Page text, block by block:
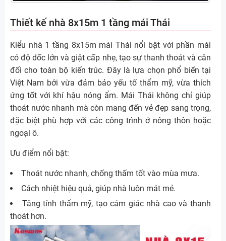
Thiết kế nhà 8x15m 1 tầng mái Thái
Kiểu nhà 1 tầng 8x15m mái Thái nổi bật với phần mái
có độ dốc lớn và giật cấp nhẹ, tạo sự thanh thoát và cân
đối cho toàn bộ kiến trúc. Đây là lựa chọn phổ biến tại
Việt Nam bởi vừa đảm bảo yếu tố thẩm mỹ, vừa thích
ứng tốt với khí hậu nóng ẩm. Mái Thái không chỉ giúp
thoát nước nhanh mà còn mang đến vẻ đẹp sang trọng,
đặc biệt phù hợp với các công trình ở nông thôn hoặc
ngoại ô.
Ưu điểm nổi bật:
Thoát nước nhanh, chống thấm tốt vào mùa mưa.
Cách nhiệt hiệu quả, giúp nhà luôn mát mẻ.
Tăng tính thẩm mỹ, tạo cảm giác nhà cao và thanh
thoát hơn.